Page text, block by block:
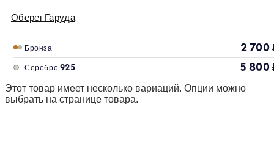
Оберег Гаруда
Бронза 2 700
Серебро 925 5 800
Этот товар имеет несколько вариаций. Опции можно
выбрать на странице товара.